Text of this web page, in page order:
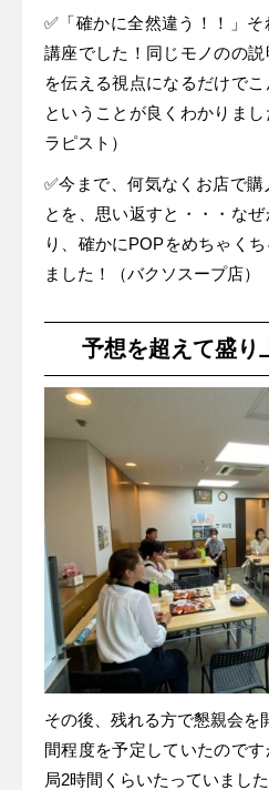
✅「確かに全然違う！！」
講座でした！同じモノのの
を伝える視点になるだけで
ということが良くわかりま
ラピスト）
✅今まで、何気なくお店で
とを、思い返すと・・・な
り、確かにPOPをめちゃく
ました！（バクソスープ店）
予想を超えて盛り
その後、残れる方で懇親会を
間程度を予定していたので
局2時間くらいたっていまし